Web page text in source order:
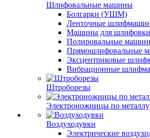
Шлифовальные машины
Болгарки (УШМ)
Ленточные
Машины для шлифовки
Полировальные
Прямошлифовальные
Эксцентриковые
Вибрационные
Штроборезы
Электроножницы по металлу
Воздуходувки
Электрические